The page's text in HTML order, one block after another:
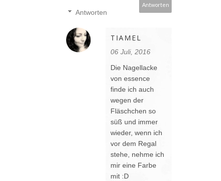
Antworten
Antworten
TIAMEL
06 Juli, 2016
Die Nagellacke
von essence
finde ich auch
wegen der
Fläschchen so
süß und immer
wieder, wenn ich
vor dem Regal
stehe, nehme ich
mir eine Farbe
mit :D